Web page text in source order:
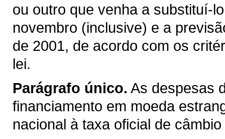
ou outro que venha a substituí-
novembro (inclusive) e a
de 2001, de acordo com os
lei.
Parágrafo único. As despesas
financiamento em moeda
nacional à taxa oficial de